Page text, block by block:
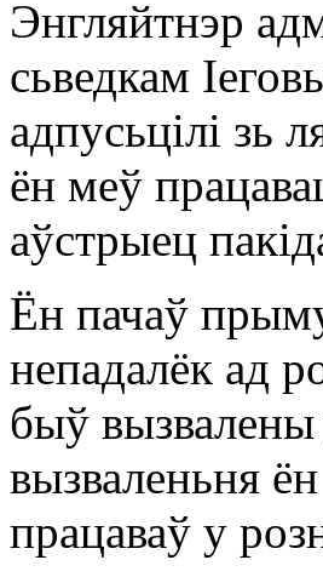
Энгляйтнэр
сьведкам
адпусьцілі зь
ён меў
аўстрыец
Ён пачаў
непадалёк ад
быў вызвалены
вызваленьня
працаваў у